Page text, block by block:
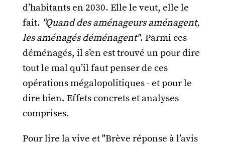
d’habitants en 2030. Elle le veut, elle le
fait. "Quand des aménageurs aménagent,
les aménagés déménagent". Parmi ces
déménagés, il s’en est trouvé un pour dire
tout le mal qu’il faut penser de ces
opérations mégalopolitiques - et pour le
dire bien. Effets concrets et analyses
comprises.
Pour lire la vive et "Brève réponse à l’avis